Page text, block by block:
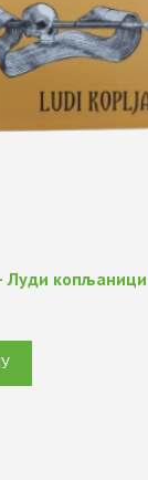
Луди копљаници